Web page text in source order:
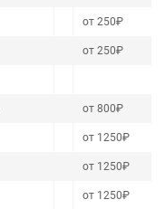
от 250₽
от 250₽
от 800₽
от 1250₽
от 1250₽
от 1250₽